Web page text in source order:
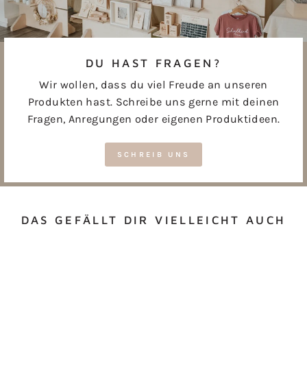
DU HAST FRAGEN?
Wir wollen, dass du viel Freude an unseren
Produkten hast. Schreibe uns gerne mit deinen
Fragen, Anregungen oder eigenen Produktideen.
SCHREIB UNS
DAS GEFÄLLT DIR VIELLEICHT AUCH